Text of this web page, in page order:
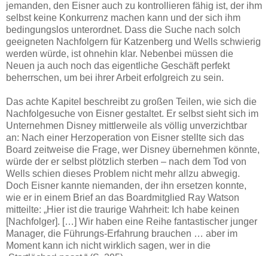
jemanden, den Eisner auch zu kontrollieren fähig ist, der ihm
selbst keine Konkurrenz machen kann und der sich ihm
bedingungslos unterordnet. Dass die Suche nach solch
geeigneten Nachfolgern für Katzenberg und Wells schwierig
werden würde, ist ohnehin klar. Nebenbei müssen die
Neuen ja auch noch das eigentliche Geschäft perfekt
beherrschen, um bei ihrer Arbeit erfolgreich zu sein.
Das achte Kapitel beschreibt zu großen Teilen, wie sich die
Nachfolgesuche von Eisner gestaltet. Er selbst sieht sich im
Unternehmen Disney mittlerweile als völlig unverzichtbar
an: Nach einer Herzoperation von Eisner stellte sich das
Board zeitweise die Frage, wer Disney übernehmen könnte,
würde der er selbst plötzlich sterben – nach dem Tod von
Wells schien dieses Problem nicht mehr allzu abwegig.
Doch Eisner kannte niemanden, der ihn ersetzen konnte,
wie er in einem Brief an das Boardmitglied Ray Watson
mitteilte: „Hier ist die traurige Wahrheit: Ich habe keinen
[Nachfolger]. […] Wir haben eine Reihe fantastischer junger
Manager, die Führungs-Erfahrung brauchen … aber im
Moment kann ich nicht wirklich sagen, wer in die